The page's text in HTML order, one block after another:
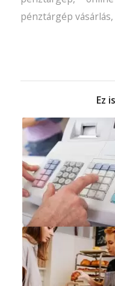
pénztárgép vásárlás,
Ez